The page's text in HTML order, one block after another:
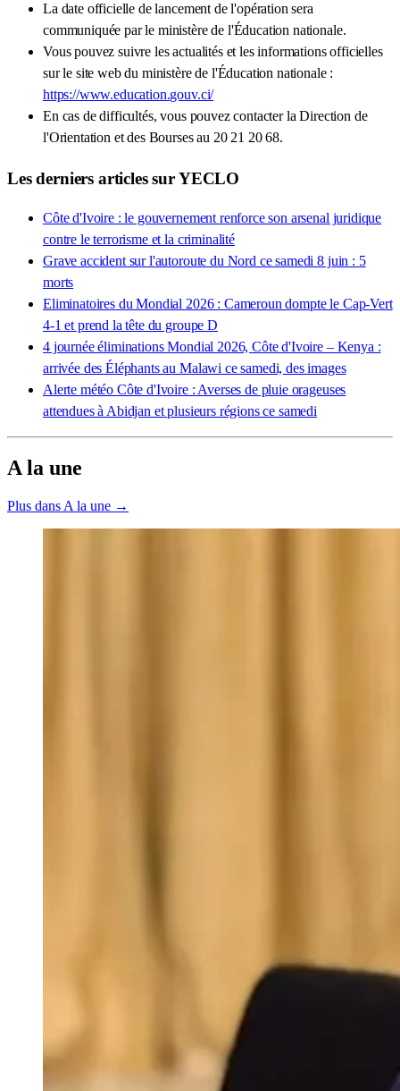
La date officielle de lancement de l'opération sera
communiquée par le ministère de l'Éducation nationale.
Vous pouvez suivre les actualités et les informations officielles
sur le site web du ministère de l'Éducation nationale :
https://www.education.gouv.ci/
En cas de difficultés, vous pouvez contacter la Direction de
l'Orientation et des Bourses au 20 21 20 68.
Les derniers articles sur YECLO
Côte d'Ivoire : le gouvernement renforce son arsenal juridique
contre le terrorisme et la criminalité
Grave accident sur l'autoroute du Nord ce samedi 8 juin : 5
morts
Eliminatoires du Mondial 2026 : Cameroun dompte le Cap-Vert
4-1 et prend la tête du groupe D
4 journée éliminations Mondial 2026, Côte d'Ivoire – Kenya :
arrivée des Éléphants au Malawi ce samedi, des images
Alerte météo Côte d'Ivoire : Averses de pluie orageuses
attendues à Abidjan et plusieurs régions ce samedi
A la une
Plus dans A la une →